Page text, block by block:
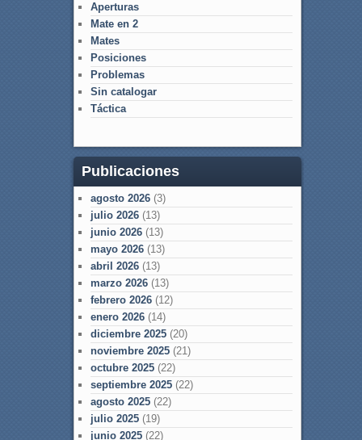
Aperturas
Mate en 2
Mates
Posiciones
Problemas
Sin catalogar
Táctica
Publicaciones
agosto 2026(3)
julio 2026(13)
junio 2026(13)
mayo 2026(13)
abril 2026(13)
marzo 2026(13)
febrero 2026(12)
enero 2026(14)
diciembre 2025(20)
noviembre 2025(21)
octubre 2025(22)
septiembre 2025(22)
agosto 2025(22)
julio 2025(19)
junio 2025(22)